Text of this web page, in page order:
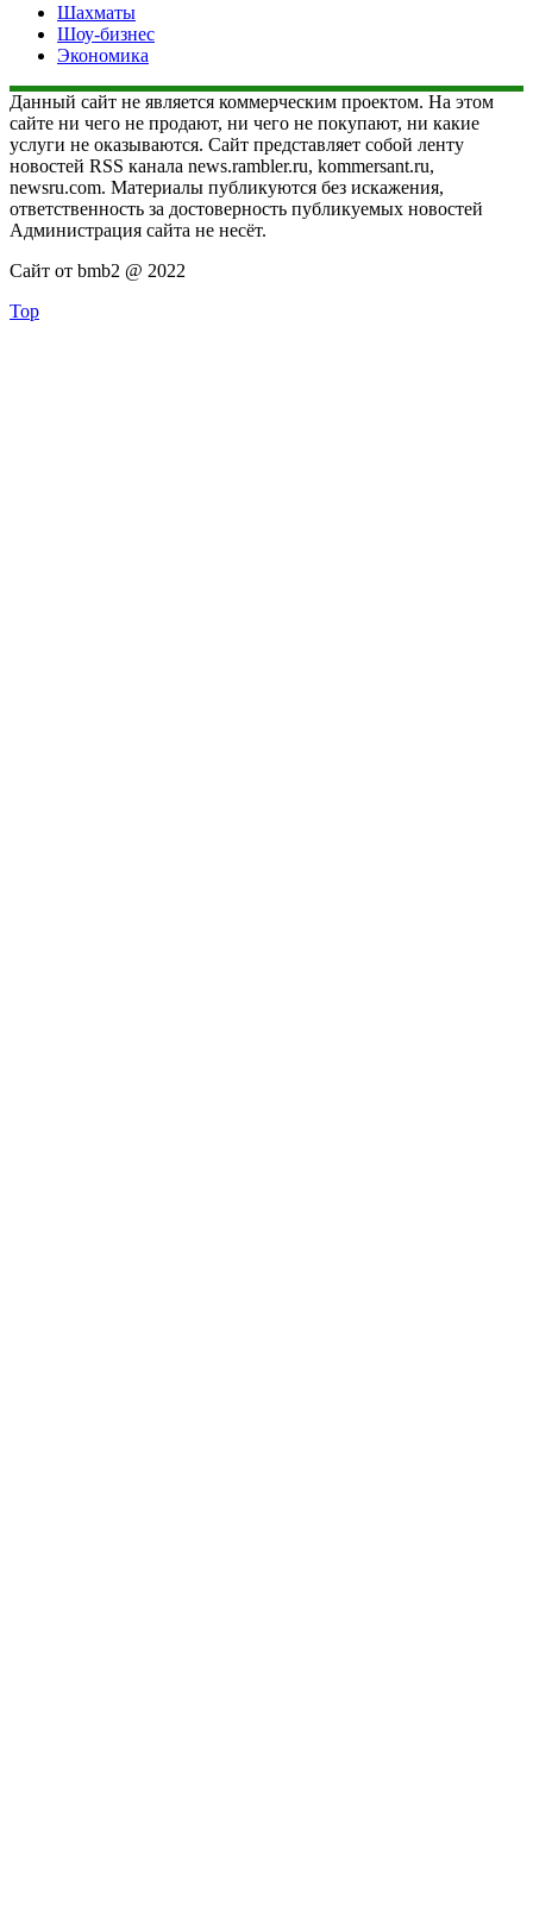
Шахматы
Шоу-бизнес
Экономика
Данный сайт не является коммерческим проектом. На этом
сайте ни чего не продают, ни чего не покупают, ни какие
услуги не оказываются. Сайт представляет собой ленту
новостей RSS канала news.rambler.ru, kommersant.ru,
newsru.com. Материалы публикуются без искажения,
ответственность за достоверность публикуемых новостей
Администрация сайта не несёт.
Сайт от bmb2 @ 2022
Top